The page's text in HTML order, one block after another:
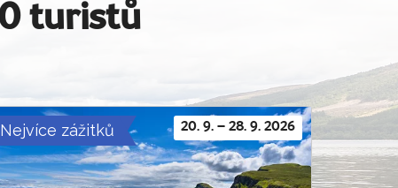
turistů
20. 9. – 28. 9. 2026
Nejvíce zážitků